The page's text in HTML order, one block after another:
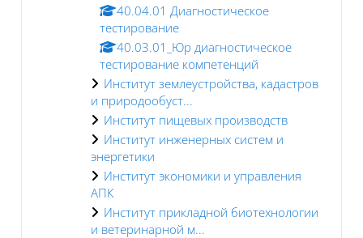
40.04.01 Диагностическое
тестирование
40.03.01_Юр диагностическое
тестирование компетенций
Институт землеустройства, кадастров
и природообуст...
Институт пищевых производств
Институт инженерных систем и
энергетики
Институт экономики и управления
АПК
Институт прикладной биотехнологии
и ветеринарной м...